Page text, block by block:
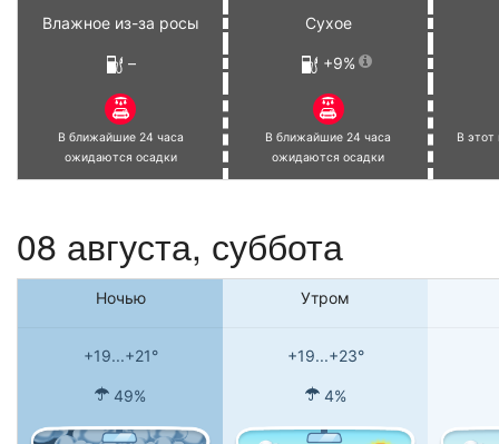
Влажное из-за росы Сухое
– +9%
В ближайшие 24 часа
ожидаются осадки
В ближайшие 24 часа
ожидаются осадки
В
08 августа, суббота
Ночью Утром
+19...+21° +19...+23°
49% 4%